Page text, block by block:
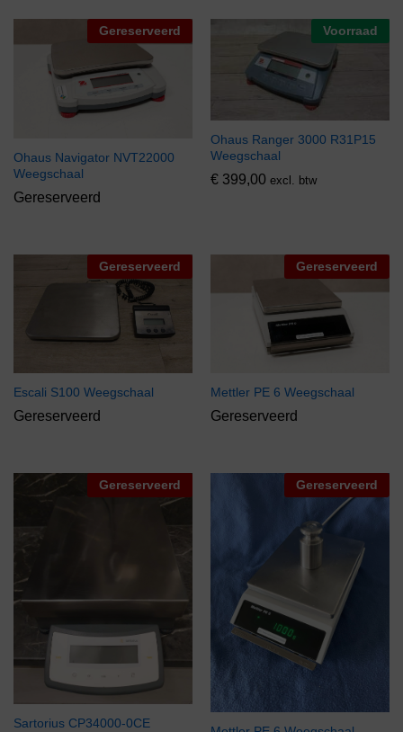
Gereserveerd
Ohaus Navigator NVT22000
Weegschaal
Gereserveerd
Voorraad
Ohaus Ranger 3000 R31P15
Weegschaal
€ 399,00 excl. btw
Gereserveerd
Escali S100 Weegschaal
Gereserveerd
Gereserveerd
Mettler PE 6 Weegschaal
Gereserveerd
Gereserveerd
Sartorius CP34000-0CE
Gereserveerd